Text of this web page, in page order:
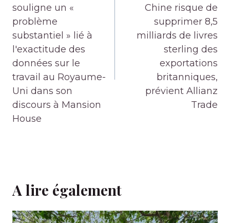
souligne un «
problème
substantiel » lié à
l'exactitude des
données sur le
travail au Royaume-
Uni dans son
discours à Mansion
House
Chine risque de
supprimer 8,5
milliards de livres
sterling des
exportations
britanniques,
prévient Allianz
Trade
A lire également